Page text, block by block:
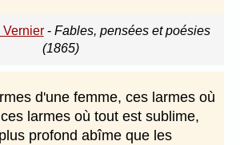
- Fables, pensées et poésies
(1865)
d'une femme, ces larmes où
larmes où tout est sublime,
profond abîme que les